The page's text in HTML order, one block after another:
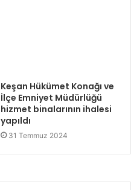
Keşan Hükümet Konağı ve
İlçe Emniyet Müdürlüğü
hizmet binalarının ihalesi
yapıldı
31 Temmuz 2024